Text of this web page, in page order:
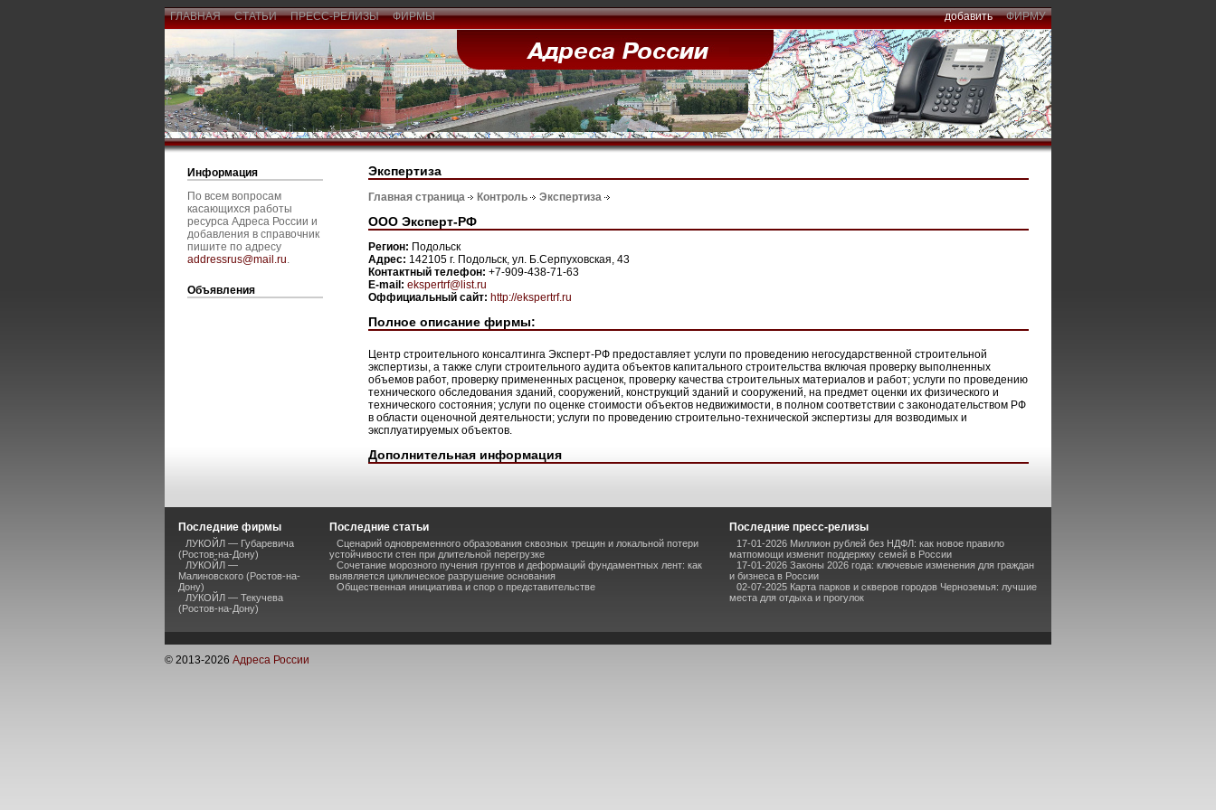
ГЛАВНАЯ СТАТЬИ ПРЕСС-РЕЛИЗЫ ФИРМЫ добавить ФИРМУ
Информация
По всем вопросам
касающихся работы
ресурса Адреса России и
добавления в справочник
пишите по адресу
addressrus@mail.ru.
Объявления
Экспертиза
Главная страница Контроль Экспертиза
ООО Эксперт-РФ
Регион: Подольск
Адрес: 142105 г. Подольск, ул. Б.Серпуховская, 43
Контактный телефон: +7-909-438-71-63
E-mail: ekspertrf@list.ru
Оффициальный сайт: http://ekspertrf.ru
Полное описание фирмы:
Центр строительного консалтинга Эксперт-РФ предоставляет услуги по проведению негосударственной строительной
экспертизы, а также слуги строительного аудита объектов капитального строительства включая проверку выполненных
объемов работ, проверку примененных расценок, проверку качества строительных материалов и работ; услуги по проведению
технического обследования зданий, сооружений, конструкций зданий и сооружений, на предмет оценки их физического и
технического состояния; услуги по оценке стоимости объектов недвижимости, в полном соответствии с законодательством РФ
в области оценочной деятельности; услуги по проведению строительно-технической экспертизы для возводимых и
эксплуатируемых объектов.
Дополнительная информация
Последние фирмы
ЛУКОЙЛ — Губаревича
(Ростов-на-Дону)
ЛУКОЙЛ —
Малиновского (Ростов-на-
Дону)
ЛУКОЙЛ — Текучева
(Ростов-на-Дону)
Последние статьи
Сценарий одновременного образования сквозных трещин и локальной потери
устойчивости стен при длительной перегрузке
Сочетание морозного пучения грунтов и деформаций фундаментных лент: как
выявляется циклическое разрушение основания
Общественная инициатива и спор о представительстве
Последние пресс-релизы
17-01-2026 Миллион рублей без НДФЛ: как новое правило
матпомощи изменит поддержку семей в России
17-01-2026 Законы 2026 года: ключевые изменения для граждан
и бизнеса в России
02-07-2025 Карта парков и скверов городов Черноземья: лучшие
места для отдыха и прогулок
© 2013-2026 Адреса России